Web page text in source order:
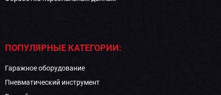
ПОПУЛЯРНЫЕ КАТЕГОРИИ:
Гаражное оборудование
Пневматический инструмент